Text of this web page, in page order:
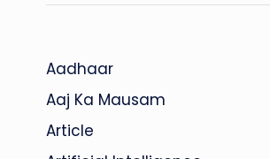
Aadhaar
Aaj Ka Mausam
Article